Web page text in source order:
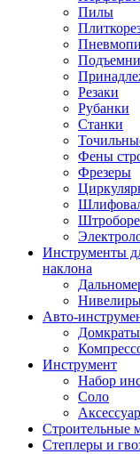
Пилы
Резаки
Рубанки
Станки
Фены
Фрезеры
Инструменты
наклона
Авто-
Домкраты
Инструмент
Набор
Соло
Строительные
Степлеры и